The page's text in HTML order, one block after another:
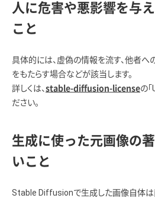
人に危害や悪影響を与
こと
具体的には、虚偽の情報を流す、他者へ
をもたらす場合などが該当します。
詳しくは、 stable-diffusion-licenseの
ださい。
生成に使った元画像の
いこと
Stable Diffusionで生成した画像自体は